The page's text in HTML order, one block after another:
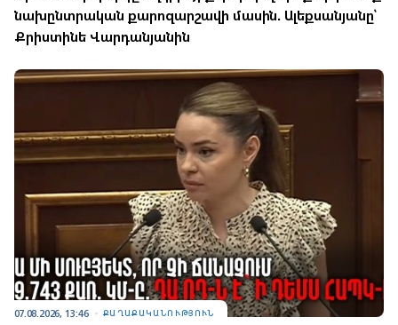
նախընտրական քարոզարշավի մասին. Ալեքսանյանը՝
Քրիստինե Վարդանյանին
07.08.2026, 13:46 ՔԱՂԱՔԱԿԱՆՈՒԹՅՈՒՆ